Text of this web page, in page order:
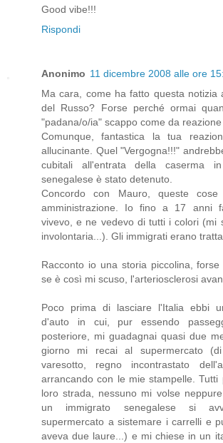
Good vibe!!!
Rispondi
Anonimo 11 dicembre 2008 alle ore
Ma cara, come ha fatto questa notizia
del Russo? Forse perché ormai
"padana/o/ia" scappo come da
Comunque, fantastica la tua
allucinante. Quel "Vergogna!!!"
cubitali all'entrata della caserma
senegalese è stato detenuto.
Concordo con Mauro, queste
amministrazione. Io fino a 17 anni
vivevo, e ne vedevo di tutti i colori (mi
involontaria...). Gli immigrati erano
Racconto io una storia piccolina, forse
se è così mi scuso, l'arteriosclerosi
Poco prima di lasciare l'Italia ebbi
d'auto in cui, pur essendo
posteriore, mi guadagnai quasi due
giorno mi recai al supermercato
varesotto, regno incontrastato
arrancando con le mie stampelle. Tutti
loro strada, nessuno mi volse
un immigrato senegalese si
supermercato a sistemare i carrelli e
aveva due laure...) e mi chiese in un